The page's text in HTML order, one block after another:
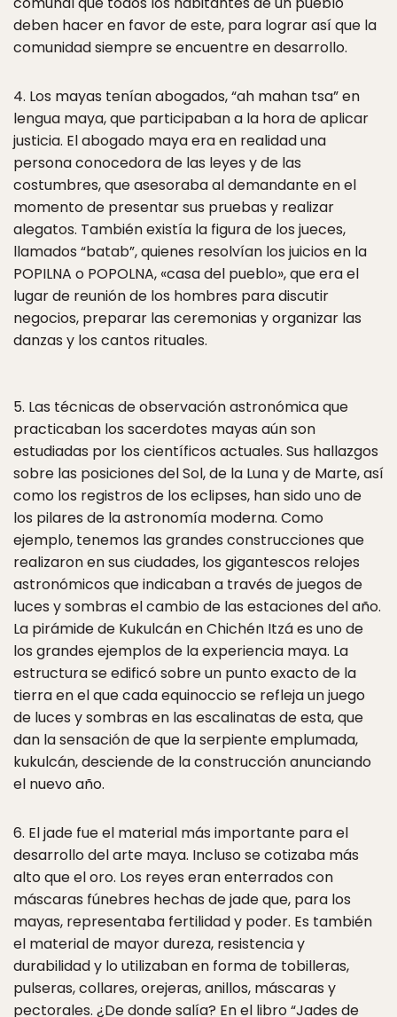
deben hacer en favor de este, para lograr así que la
comunidad siempre se encuentre en desarrollo.
4. Los mayas tenían abogados, “ah mahan tsa” en
lengua maya, que participaban a la hora de aplicar
justicia. El abogado maya era en realidad una
persona conocedora de las leyes y de las
costumbres, que asesoraba al demandante en el
momento de presentar sus pruebas y realizar
alegatos. También existía la figura de los jueces,
llamados “batab”, quienes resolvían los juicios en la
POPILNA o POPOLNA, «casa del pueblo», que era el
lugar de reunión de los hombres para discutir
negocios, preparar las ceremonias y organizar las
danzas y los cantos rituales.
5. Las técnicas de observación astronómica que
practicaban los sacerdotes mayas aún son
estudiadas por los científicos actuales. Sus hallazgos
sobre las posiciones del Sol, de la Luna y de Marte, así
como los registros de los eclipses, han sido uno de
los pilares de la astronomía moderna. Como
ejemplo, tenemos las grandes construcciones que
realizaron en sus ciudades, los gigantescos relojes
astronómicos que indicaban a través de juegos de
luces y sombras el cambio de las estaciones del año.
La pirámide de Kukulcán en Chichén Itzá es uno de
los grandes ejemplos de la experiencia maya. La
estructura se edificó sobre un punto exacto de la
tierra en el que cada equinoccio se refleja un juego
de luces y sombras en las escalinatas de esta, que
dan la sensación de que la serpiente emplumada,
kukulcán, desciende de la construcción anunciando
el nuevo año.
6. El jade fue el material más importante para el
desarrollo del arte maya. Incluso se cotizaba más
alto que el oro. Los reyes eran enterrados con
máscaras fúnebres hechas de jade que, para los
mayas, representaba fertilidad y poder. Es también
el material de mayor dureza, resistencia y
durabilidad y lo utilizaban en forma de tobilleras,
pulseras, collares, orejeras, anillos, máscaras y
pectorales. ¿De donde salía? En el libro “Jades de